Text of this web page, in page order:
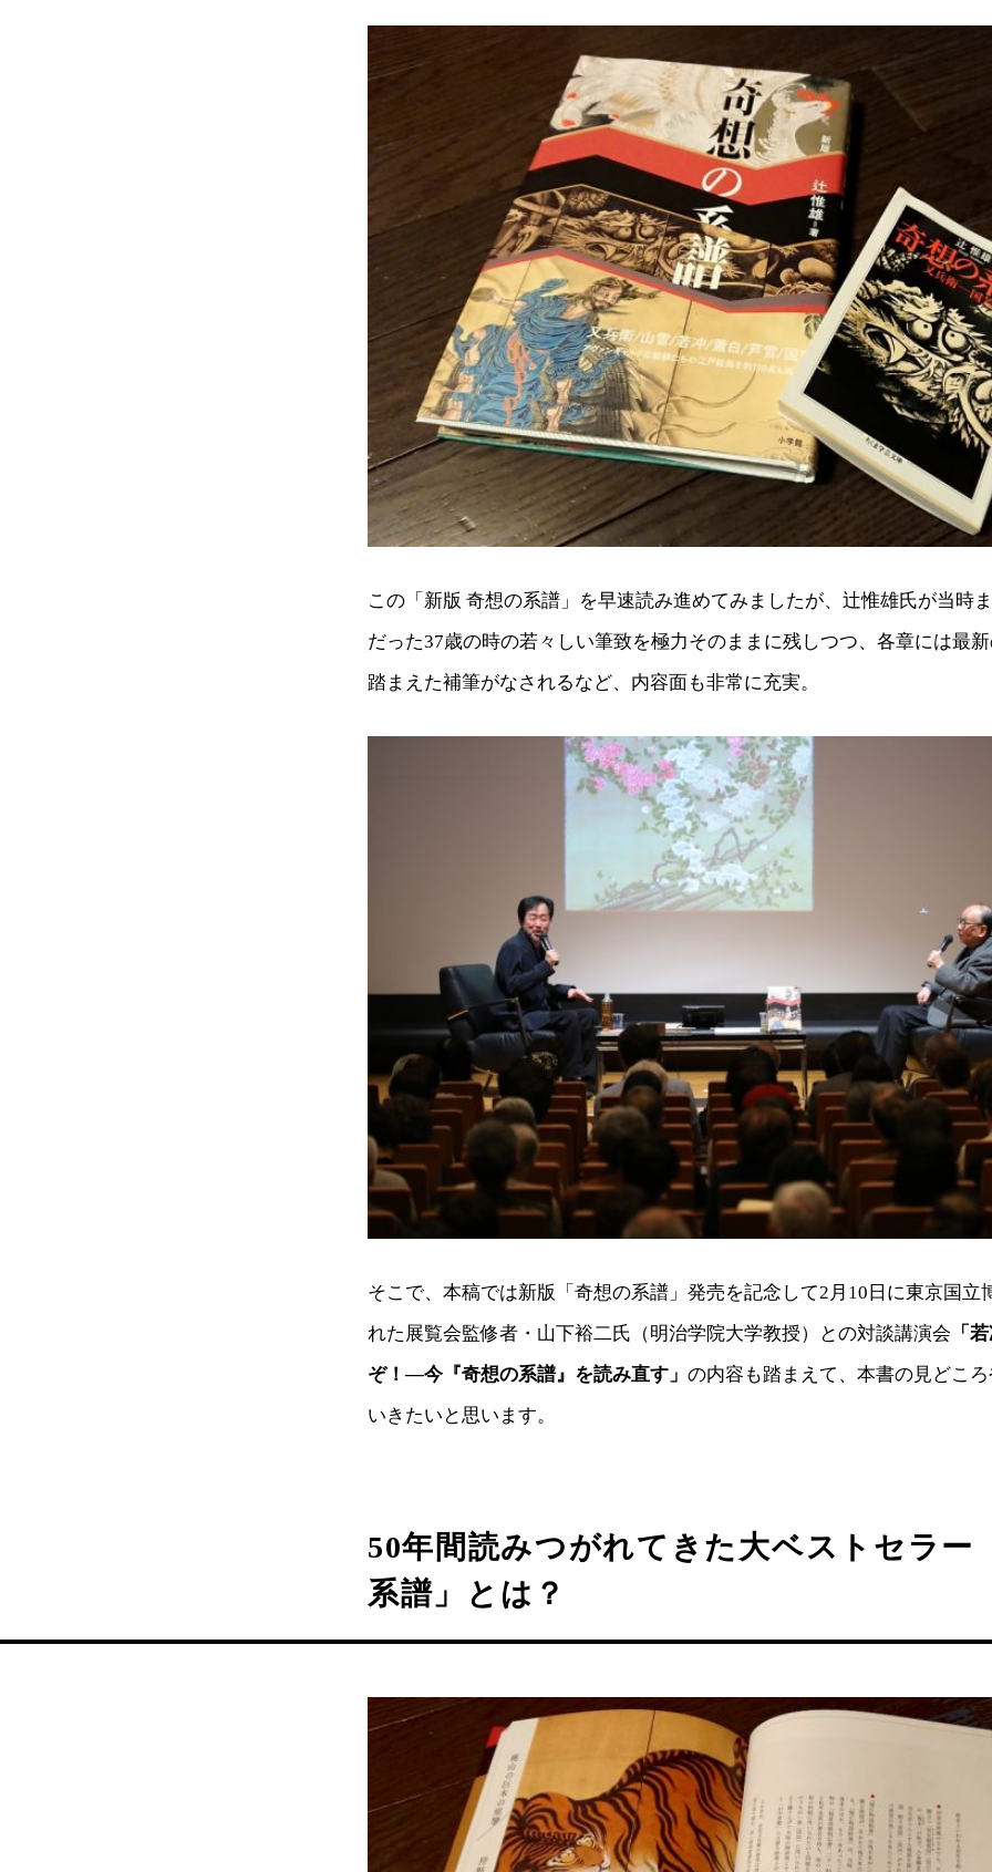
この「新版 奇想の系譜」を早速読み進めてみましたが、辻惟雄氏が当時
だった37歳の時の若々しい筆致を極力そのままに残しつつ、各章には最
踏まえた補筆がなされるなど、内容面も非常に充実。
そこで、本稿では新版「奇想の系譜」発売を記念して2月10日に東京国立
れた展覧会監修者・山下裕二氏（明治学院大学教授）との対談講演会 「
ぞ！―今『奇想の系譜』を読み直す」 の内容も踏まえて、本書の見どこ
いきたいと思います。
50年間読みつがれてきた大ベストセラー
系譜」とは？